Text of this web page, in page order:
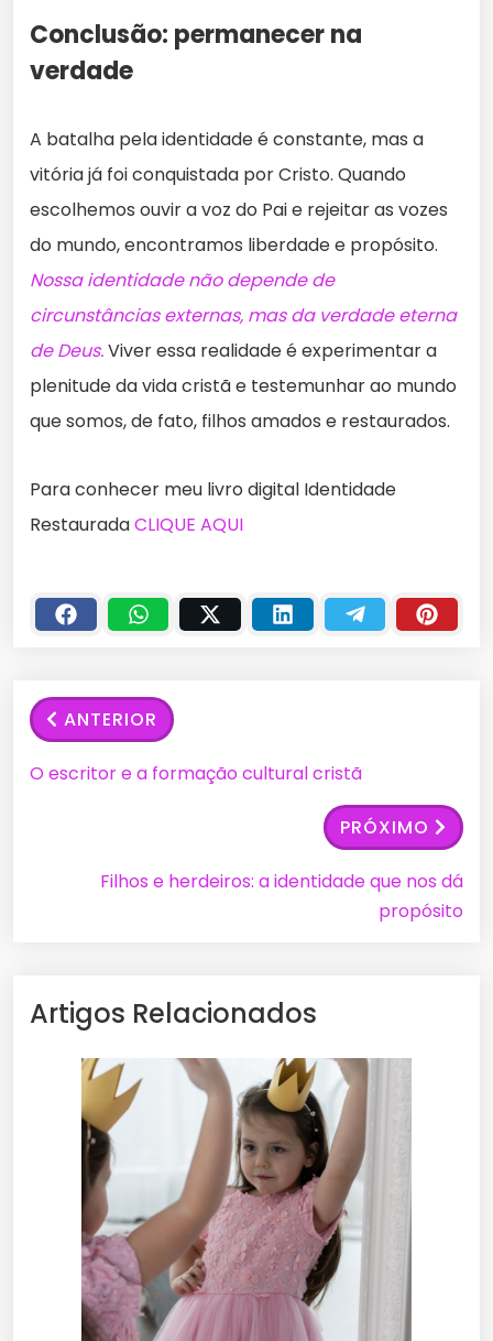
Conclusão: permanecer na
verdade
A batalha pela identidade é constante, mas a
vitória já foi conquistada por Cristo. Quando
escolhemos ouvir a voz do Pai e rejeitar as vozes
do mundo, encontramos liberdade e propósito.
Nossa identidade não depende de
circunstâncias externas, mas da verdade eterna
de Deus.Viver essa realidade é experimentar a
plenitude da vida cristã e testemunhar ao mundo
que somos, de fato, filhos amados e restaurados.
Para conhecer meu livro digital Identidade
RestauradaCLIQUE AQUI
ANTERIOR
O escritor e a formação cultural cristã
PRÓXIMO
Filhos e herdeiros: a identidade que nos dá
propósito
Artigos Relacionados